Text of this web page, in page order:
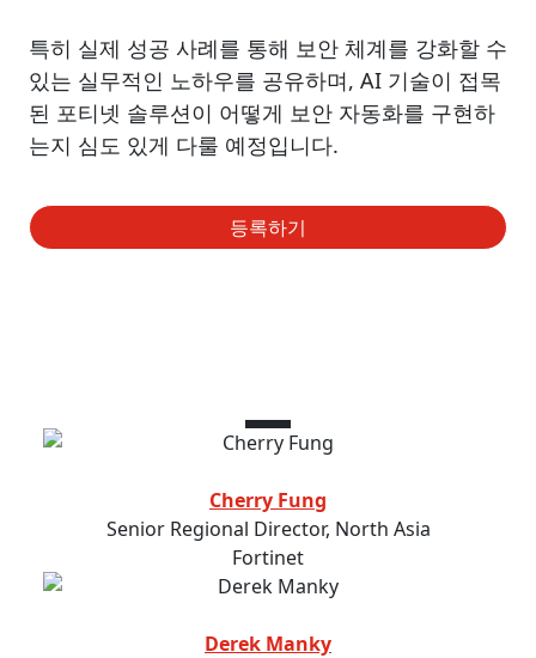
특히 실제 성공 사례를 통해 보안 체계를 강화할 수
있는 실무적인 노하우를 공유하며, AI 기술이 접목
된 포티넷 솔루션이 어떻게 보안 자동화를 구현하
는지 심도 있게 다룰 예정입니다.
등록하기
Cherry Fung
Senior Regional Director, North Asia
Fortinet
Derek Manky